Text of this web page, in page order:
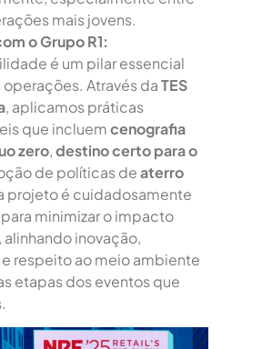
mais jovens.
o Grupo R1:
é um pilar essencial
operações. Através daTES
, aplicamos práticas
que incluemcenografia
zero,destino certo para o
de políticas deaterro
projeto é cuidadosamente
minimizar o impacto
inovação,
respeito ao meio ambiente
etapas dos eventos que